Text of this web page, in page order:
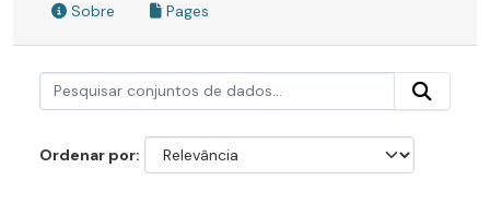
Sobre Pages
Ordenar por